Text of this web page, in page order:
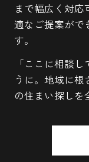
まで幅広く対
適なご提案がで
す。
「ここに相談
うに。地域に
の住まい探しを